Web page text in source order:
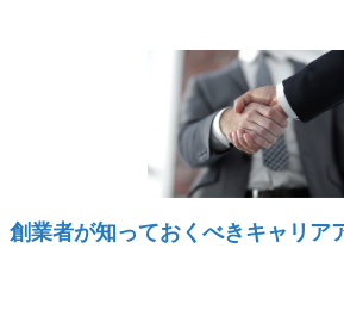
創業者が知っておくべきキャリア